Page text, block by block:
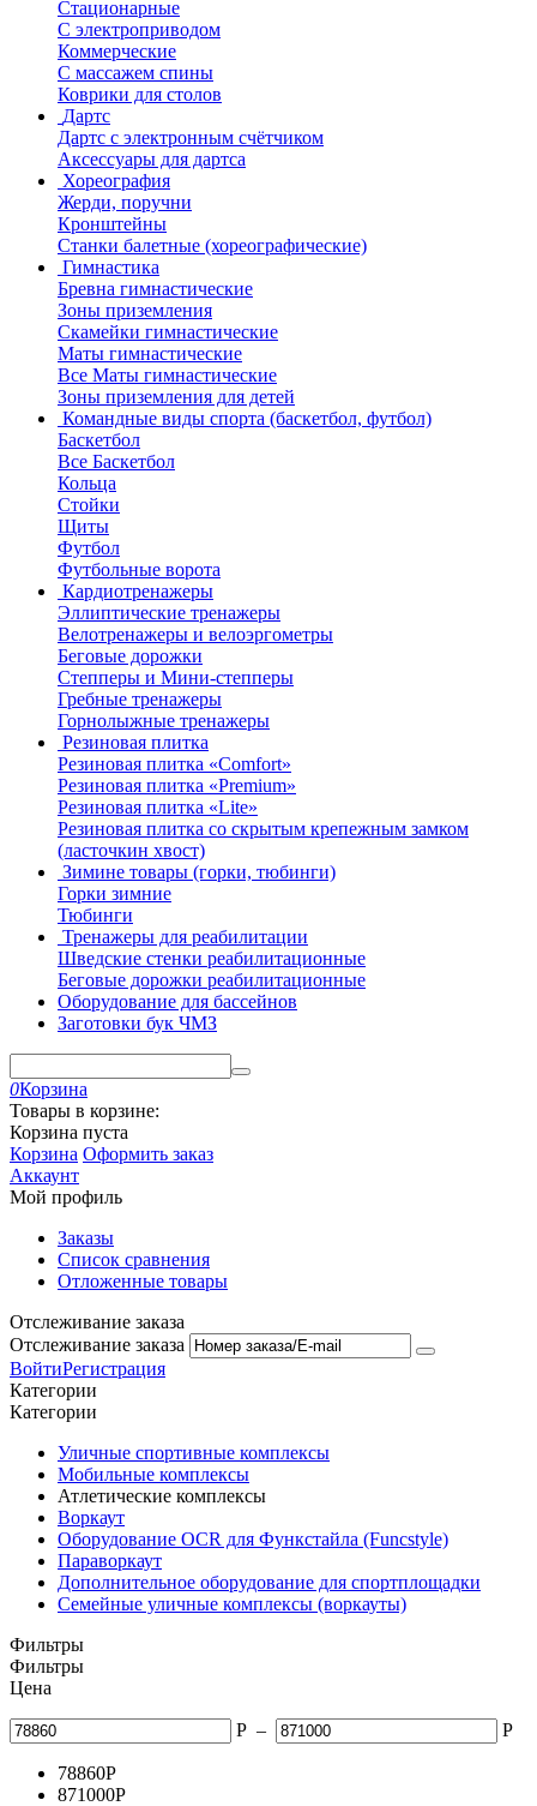
Стационарные
С электроприводом
Коммерческие
С массажем спины
Коврики для столов
Дартс
Дартс с электронным счётчиком
Аксессуары для дартса
Хореография
Жерди, поручни
Кронштейны
Станки балетные (хореографические)
Гимнастика
Бревна гимнастические
Зоны приземления
Скамейки гимнастические
Маты гимнастические
Все Маты гимнастические
Зоны приземления для детей
Командные виды спорта (баскетбол, футбол)
Баскетбол
Все Баскетбол
Кольца
Стойки
Щиты
Футбол
Футбольные ворота
Кардиотренажеры
Эллиптические тренажеры
Велотренажеры и велоэргометры
Беговые дорожки
Степперы и Мини-степперы
Гребные тренажеры
Горнолыжные тренажеры
Резиновая плитка
Резиновая плитка «Comfort»
Резиновая плитка «Premium»
Резиновая плитка «Lite»
Резиновая плитка со скрытым крепежным замком
(ласточкин хвост)
Зимине товары (горки, тюбинги)
Горки зимние
Тюбинги
Тренажеры для реабилитации
Шведские стенки реабилитационные
Беговые дорожки реабилитационные
Оборудование для бассейнов
Заготовки бук ЧМЗ
0Корзина
Товары в корзине:
Корзина пуста
Корзина Оформить заказ
Аккаунт
Мой профиль
Заказы
Список сравнения
Отложенные товары
Отслеживание заказа
Отслеживание заказа
ВойтиРегистрация
Категории
Категории
Уличные спортивные комплексы
Мобильные комплексы
Атлетические комплексы
Воркаут
Оборудование OCR для Функстайла (Funcstyle)
Параворкаут
Дополнительное оборудование для спортплощадки
Семейные уличные комплексы (воркауты)
Фильтры
Фильтры
Цена
Р – Р
78860Р
871000Р